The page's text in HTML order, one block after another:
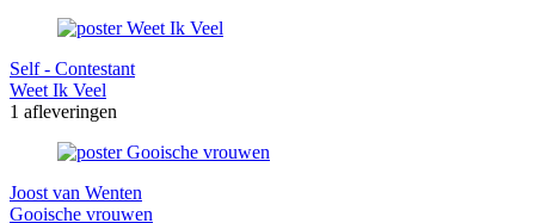
Self - Contestant
Weet Ik Veel
1 afleveringen
Joost van Wenten
Gooische vrouwen